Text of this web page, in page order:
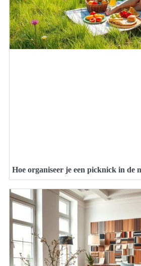
Hoe organiseer je een picknick in de